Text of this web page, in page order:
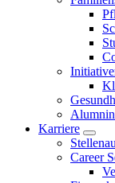
Karriere
Career